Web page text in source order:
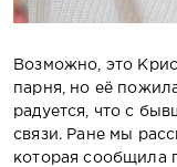
Возможно, это
парня, но её
радуется, что с
связи. Ране мы
которая сообщила